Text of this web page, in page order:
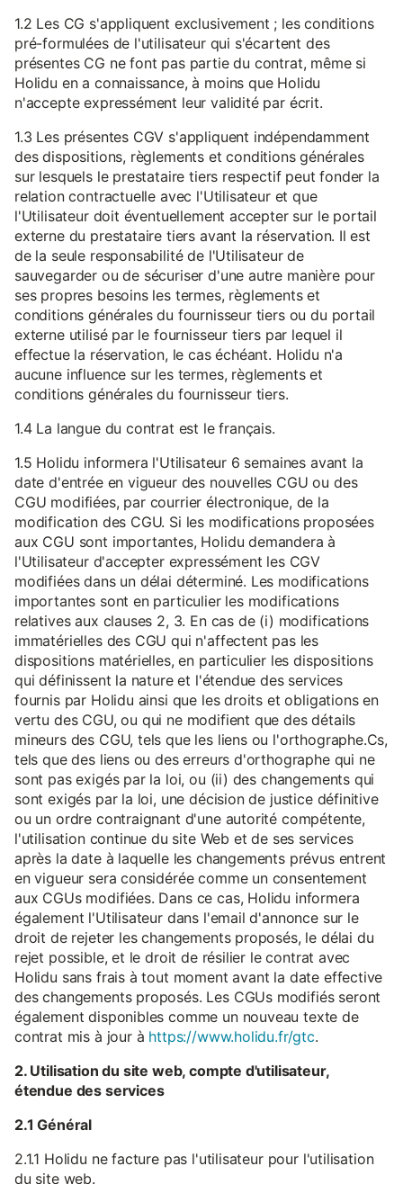
1.2 Les CG s'appliquent exclusivement ; les conditions
pré-formulées de l'utilisateur qui s'écartent des
présentes CG ne font pas partie du contrat, même si
Holidu en a connaissance, à moins que Holidu
n'accepte expressément leur validité par écrit.
1.3 Les présentes CGV s'appliquent indépendamment
des dispositions, règlements et conditions générales
sur lesquels le prestataire tiers respectif peut fonder la
relation contractuelle avec l'Utilisateur et que
l'Utilisateur doit éventuellement accepter sur le portail
externe du prestataire tiers avant la réservation. Il est
de la seule responsabilité de l'Utilisateur de
sauvegarder ou de sécuriser d'une autre manière pour
ses propres besoins les termes, règlements et
conditions générales du fournisseur tiers ou du portail
externe utilisé par le fournisseur tiers par lequel il
effectue la réservation, le cas échéant. Holidu n'a
aucune influence sur les termes, règlements et
conditions générales du fournisseur tiers.
1.4 La langue du contrat est le français.
1.5 Holidu informera l'Utilisateur 6 semaines avant la
date d'entrée en vigueur des nouvelles CGU ou des
CGU modifiées, par courrier électronique, de la
modification des CGU. Si les modifications proposées
aux CGU sont importantes, Holidu demandera à
l'Utilisateur d'accepter expressément les CGV
modifiées dans un délai déterminé. Les modifications
importantes sont en particulier les modifications
relatives aux clauses 2, 3. En cas de (i) modifications
immatérielles des CGU qui n'affectent pas les
dispositions matérielles, en particulier les dispositions
qui définissent la nature et l'étendue des services
fournis par Holidu ainsi que les droits et obligations en
vertu des CGU, ou qui ne modifient que des détails
mineurs des CGU, tels que les liens ou l'orthographe.Cs,
tels que des liens ou des erreurs d'orthographe qui ne
sont pas exigés par la loi, ou (ii) des changements qui
sont exigés par la loi, une décision de justice définitive
ou un ordre contraignant d'une autorité compétente,
l'utilisation continue du site Web et de ses services
après la date à laquelle les changements prévus entrent
en vigueur sera considérée comme un consentement
aux CGUs modifiées. Dans ce cas, Holidu informera
également l'Utilisateur dans l'email d'annonce sur le
droit de rejeter les changements proposés, le délai du
rejet possible, et le droit de résilier le contrat avec
Holidu sans frais à tout moment avant la date effective
des changements proposés. Les CGUs modifiés seront
également disponibles comme un nouveau texte de
contrat mis à jour à https://www.holidu.fr/gtc.
2. Utilisation du site web, compte d'utilisateur,
étendue des services
2.1 Général
2.1.1 Holidu ne facture pas l'utilisateur pour l'utilisation
du site web.